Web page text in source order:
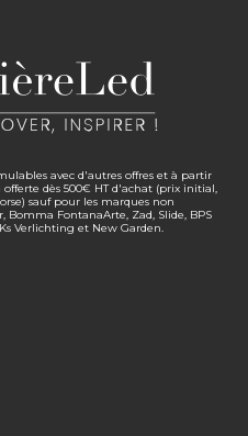
avec d'autres offres et à partir
dès 500€ HT d'achat (prix initial,
sauf pour les marques non
Bomma FontanaArte, Zad, Slide, BPS
Verlichting et New Garden.